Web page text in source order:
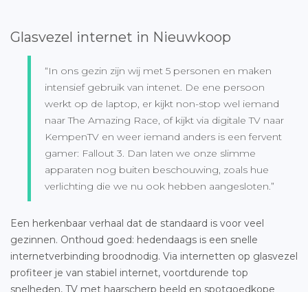
Glasvezel internet in Nieuwkoop
“In ons gezin zijn wij met 5 personen en maken
intensief gebruik van intenet. De ene persoon
werkt op de laptop, er kijkt non-stop wel iemand
naar The Amazing Race, of kijkt via digitale TV naar
KempenTV en weer iemand anders is een fervent
gamer: Fallout 3. Dan laten we onze slimme
apparaten nog buiten beschouwing, zoals hue
verlichting die we nu ook hebben aangesloten.”
Een herkenbaar verhaal dat de standaard is voor veel
gezinnen. Onthoud goed: hedendaags is een snelle
internetverbinding broodnodig. Via internetten op glasvezel
profiteer je van stabiel internet, voortdurende top
snelheden, TV met haarscherp beeld en spotgoedkope